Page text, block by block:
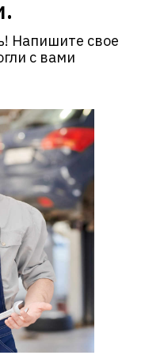
Напишите свое
с вами